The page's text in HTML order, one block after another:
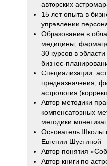
авторских
15 лет опыта в
управлении
Образование в
медицины,
30 курсов в
бизнес-
Специализации:
предназначения,
астрология
Автор методики
компенсаторных
методики
Основатель Школы
Евгении Шустиной
Автор понятия
Автор книги по